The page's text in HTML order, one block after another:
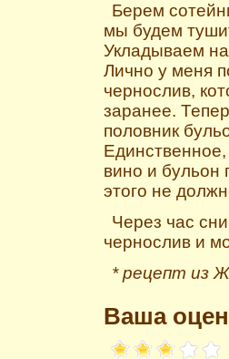
Берем
мы будем
Укладываем
Лично у меня
чернослив,
заранее.
половник
вино и бульон
этого не
Через час
чернослив и
* рецепт из
Ваша